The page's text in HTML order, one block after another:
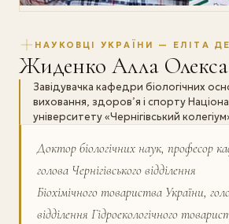
НАУКОВЦІ УКРАЇНИ — ЕЛІТА
Жиденко Алла
Завідувачка кафедри біологічних
виховання, здоров’я і спорту
університету «Чернігівський
Доктор біологічних наук, професор
голова Чернігівського відділення
Біохімічного товариства України,
відділення Гідроекологічного